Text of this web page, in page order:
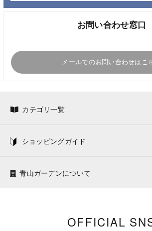
お問い合わせ窓口
メールでのお問い合わせはこ
カテゴリ一覧
ショッピングガイド
青山ガーデンについて
OFFICIAL